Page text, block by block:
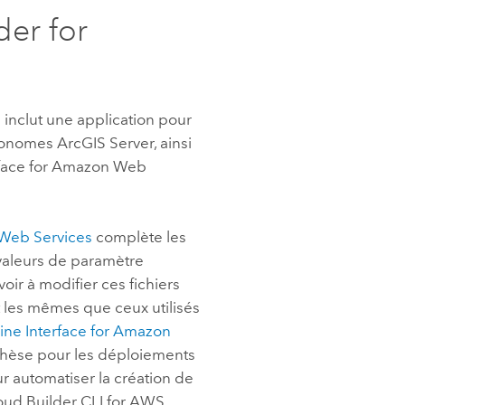
for
inclut une application pour
ArcGIS Server, ainsi
for Amazon Web
Services complète les
de paramètre
à modifier ces fichiers
mêmes que ceux utilisés
Interface for Amazon
pour les déploiements
automatiser la création de